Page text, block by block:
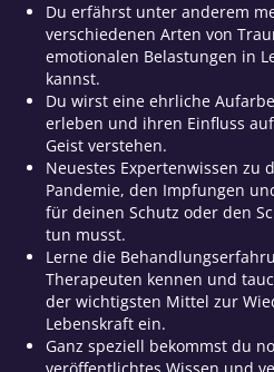
Du erfährst unter anderem
verschiedenen Arten von
emotionalen Belastungen in
kannst.
Du wirst eine ehrliche
erleben und ihren Einfluss
Geist verstehen.
Neuestes Expertenwissen zu
Pandemie, den Impfungen
für deinen Schutz oder den
tun musst.
Lerne die
Therapeuten kennen und
der wichtigsten Mittel zur
Lebenskraft ein.
Ganz speziell bekommst du